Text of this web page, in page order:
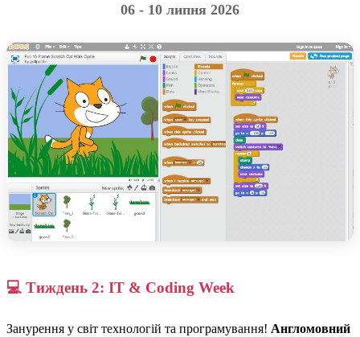
06 - 10 липня 2026
💻 Тиждень 2: IT & Coding Week
Занурення у світ технологій та програмування! Англомовний